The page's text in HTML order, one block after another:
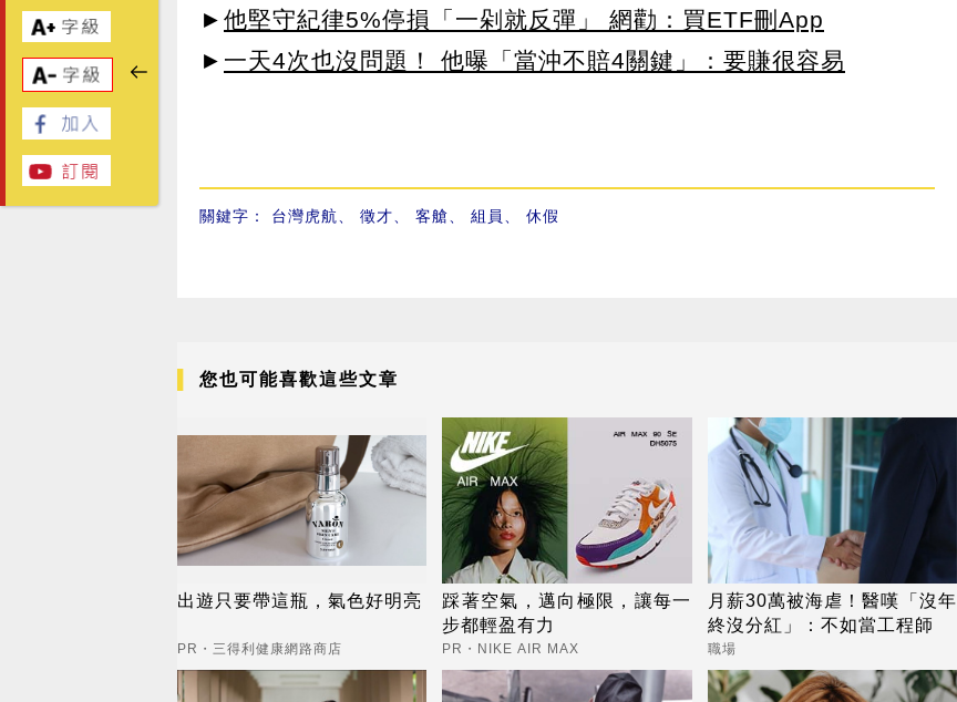
► 他堅守紀律5%停損「一剁就反彈」 網勸：買ETF刪App
► 一天4次也沒問題！ 他曝「當沖不賠4關鍵」：要賺很容易
關鍵字： 台灣虎航 徵才 客艙 組員 休假
您也可能喜歡這些文章
出遊只要帶這瓶，氣色好明亮
PR・三得利健康網路商店
踩著空氣，邁向極限，讓每一
步都輕盈有力
PR・NIKE AIR MAX
月薪30萬被海虐！醫嘆「沒年
終沒分紅」：不如當工程師
職場